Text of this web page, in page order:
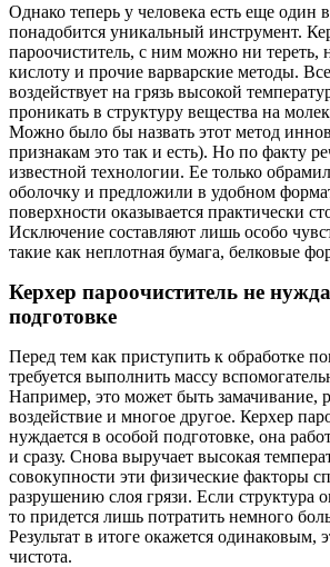
Однако теперь у человека есть еще один
понадобится уникальный инструмент.
пароочиститель, с ним можно ни тереть,
кислоту и прочие варварские методы.
воздействует на грязь высокой
проникать в структуру вещества на
Можно было бы назвать этот метод
признакам это так и есть). Но по факту
известной технологии. Ее только
оболочку и предложили в удобном
поверхности оказывается практически
Исключение составляют лишь особо
такие как неплотная бумага, белковые
Керхер пароочиститель не
подготовке
Перед тем как приступить к обработке
требуется выполнить массу
Например, это может быть замачивание,
воздействие и многое другое. Керхер
нуждается в особой подготовке, она
и сразу. Снова выручает высокая
совокупности эти физические факторы
разрушению слоя грязи. Если структура
то придется лишь потратить немного
Результат в итоге окажется одинаковым,
чистота.